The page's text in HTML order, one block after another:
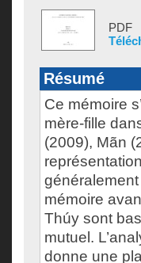
PDF
Résumé
Ce mémoire
mère-fille
(2009), Mãn
mémoire
Thúy sont
mutuel.
donne une